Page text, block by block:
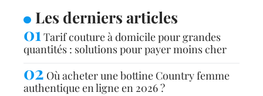
Les derniers articles
Tarif couture à domicile pour grandes
quantités : solutions pour payer moins cher
Où acheter une bottine Country femme
authentique en ligne en 2026 ?